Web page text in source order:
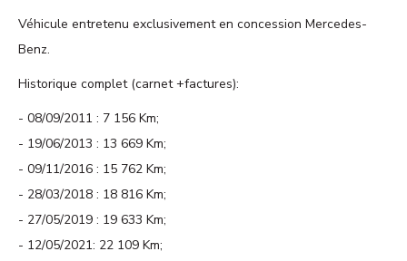
Véhicule entretenu exclusivement en concession Mercedes-
Benz.
Historique complet (carnet +factures):
08/09/2011 : 7 156 Km;
19/06/2013 : 13 669 Km;
09/11/2016 : 15 762 Km;
28/03/2018 : 18 816 Km;
27/05/2019 : 19 633 Km;
12/05/2021: 22 109 Km;